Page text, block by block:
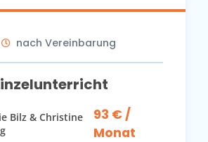
nach Vereinbarung
Bilz & Christine
93 € /
Monat